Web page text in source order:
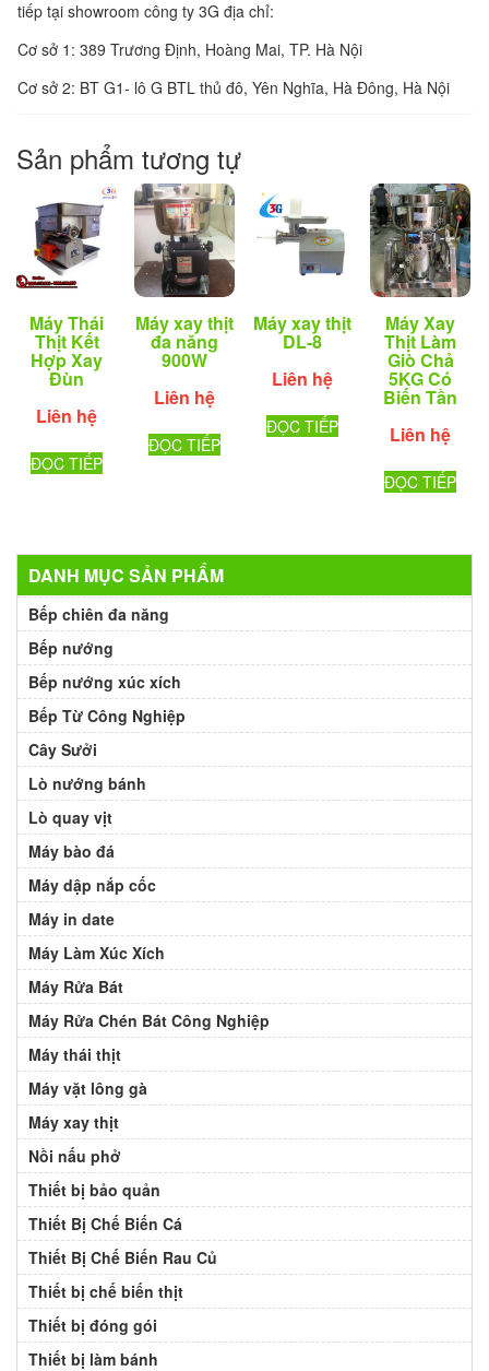
tiếp tại showroom công ty 3G địa chỉ:
Cơ sở 1: 389 Trương Định, Hoàng Mai, TP. Hà Nội
Cơ sở 2: BT G1- lô G BTL thủ đô, Yên Nghĩa, Hà Đông, Hà Nội
Sản phẩm tương tự
Máy Thái
Thịt Kết
Hợp Xay
Đùn
Liên hệ
ĐỌC TIẾP
Máy xay thịt
đa năng
900W
Liên hệ
ĐỌC TIẾP
Máy xay thịt
DL-8
Liên hệ
ĐỌC TIẾP
Máy Xay
Thịt Làm
Giò Chả
5KG Có
Biến Tần
Liên hệ
ĐỌC TIẾP
DANH MỤC SẢN PHẨM
Bếp chiên đa năng
Bếp nướng
Bếp nướng xúc xích
Bếp Từ Công Nghiệp
Cây Sưởi
Lò nướng bánh
Lò quay vịt
Máy bào đá
Máy dập nắp cốc
Máy in date
Máy Làm Xúc Xích
Máy Rửa Bát
Máy Rửa Chén Bát Công Nghiệp
Máy thái thịt
Máy vặt lông gà
Máy xay thịt
Nồi nấu phở
Thiết bị bảo quản
Thiết Bị Chế Biến Cá
Thiết Bị Chế Biến Rau Củ
Thiết bị chế biến thịt
Thiết bị đóng gói
Thiết bị làm bánh